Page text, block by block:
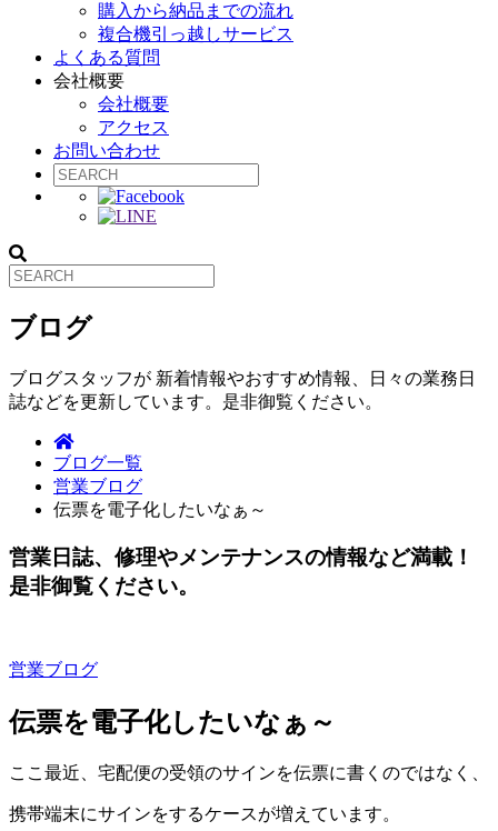
購入から納品までの流れ
複合機引っ越しサービス
よくある質問
会社概要
会社概要
アクセス
お問い合わせ
ブログ
ブログスタッフが 新着情報やおすすめ情報、日々の業務日
誌などを更新しています。是非御覧ください。
ブログ一覧
営業ブログ
伝票を電子化したいなぁ～
営業日誌、修理やメンテナンスの情報など満載！
是非御覧ください。
営業ブログ
伝票を電子化したいなぁ～
ここ最近、宅配便の受領のサインを伝票に書くのではなく、
携帯端末にサインをするケースが増えています。